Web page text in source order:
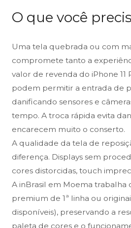
O que você
Uma tela quebrada ou com
compromete tanto a
valor de revenda do iPhone 11
podem permitir a entrada de
danificando sensores e
tempo. A troca rápida evita
encarecem muito o conserto.
A qualidade da tela de
diferença. Displays sem
cores distorcidas, touch
A inBrasil em Moema trabalha
premium de 1ª linha ou
disponíveis), preservando a
paleta de cores e o